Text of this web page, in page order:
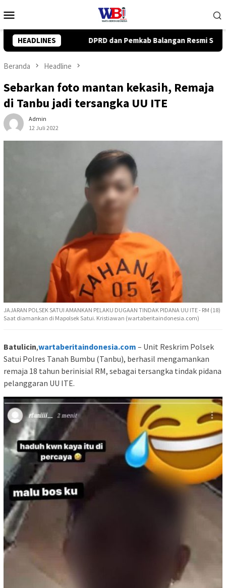
ke
Mobile
HEADLINES
Balangan Resmi Setujui Raperda Perubahan APBD 2026
Beranda Headline
Sebarkan foto mantan kekasih, Remaja
di Tanbu jadi tersangka UU ITE
Admin
12 Juli 2022
JAJARAN POLSEK SATUI AMANKAN PELAKU DUGAAN TINDAK PIDANA UU ITE - RM (18)
Saat diamankan di Mapolsek Satui. Kristiawan (wartaberitaindonesia.com)
Batulicin,wartaberitaindonesia.com – Unit Reskrim Polsek
Satui Polres Tanah Bumbu (Tanbu), berhasil mengamankan
remaja 18 tahun berinisial RM, sebagai tersangka tindak pidana
pelanggaran UU ITE.